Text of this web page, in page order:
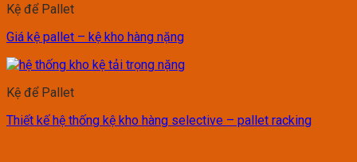
Kệ để Pallet
Giá kệ pallet – kệ kho hàng nặng
Kệ để Pallet
Thiết kế hệ thống kệ kho hàng selective – pallet racking